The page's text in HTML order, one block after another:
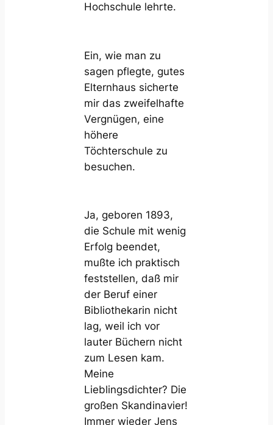
Hochschule lehrte.
Ein, wie man zu
sagen pflegte, gutes
Elternhaus sicherte
mir das zweifelhafte
Vergnügen, eine
höhere
Töchterschule zu
besuchen.
Ja, geboren 1893,
die Schule mit wenig
Erfolg beendet,
mußte ich praktisch
feststellen, daß mir
der Beruf einer
Bibliothekarin nicht
lag, weil ich vor
lauter Büchern nicht
zum Lesen kam.
Meine
Lieblingsdichter? Die
großen Skandinavier!
Immer wieder Jens